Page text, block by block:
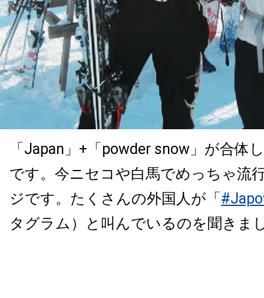
「Japan」+「powder snow」が合体
です。今ニセコや白馬でめっちゃ流
ジです。たくさんの外国人が「
タグラム）と叫んでいるのを聞きま